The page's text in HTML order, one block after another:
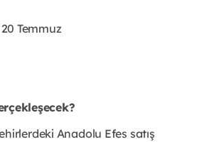
20 Temmuz
Anadolu Efes satış